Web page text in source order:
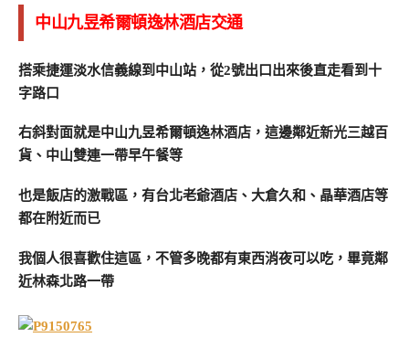
中山九昱希爾頓逸林酒店交通
搭乘捷運淡水信義線到中山站，從2號出口出來後直走看到十
字路口
右斜對面就是中山九昱希爾頓逸林酒店，這邊鄰近新光三越百
貨、中山雙連一帶早午餐等
也是飯店的激戰區，有台北老爺酒店、大倉久和、晶華酒店等
都在附近而已
我個人很喜歡住這區，不管多晚都有東西消夜可以吃，畢竟鄰
近林森北路一帶